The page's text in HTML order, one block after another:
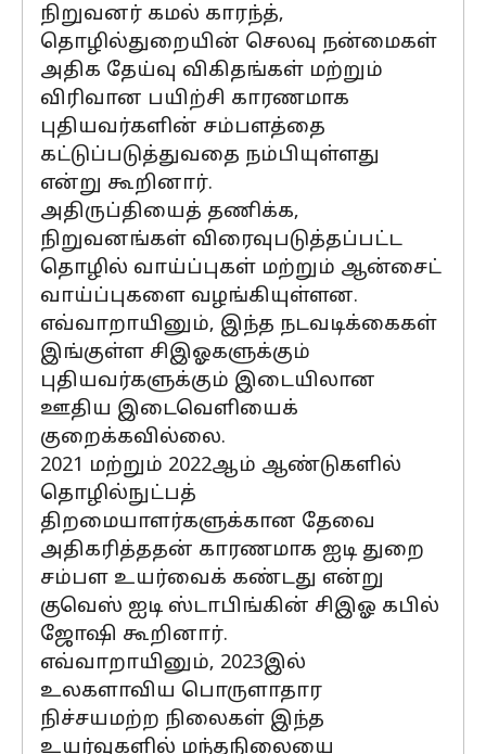
நிறுவனர் கமல் காரந்த்,
தொழில்துறையின் செலவு நன்மைகள்
அதிக தேய்வு விகிதங்கள் மற்றும்
விரிவான பயிற்சி காரணமாக
புதியவர்களின் சம்பளத்தை
கட்டுப்படுத்துவதை நம்பியுள்ளது
என்று கூறினார்.
அதிருப்தியைத் தணிக்க,
நிறுவனங்கள் விரைவுபடுத்தப்பட்ட
தொழில் வாய்ப்புகள் மற்றும் ஆன்சைட்
வாய்ப்புகளை வழங்கியுள்ளன.
எவ்வாறாயினும், இந்த நடவடிக்கைகள்
இங்குள்ள சிஇஓகளுக்கும்
புதியவர்களுக்கும் இடையிலான
ஊதிய இடைவெளியைக்
குறைக்கவில்லை.
2021 மற்றும் 2022ஆம் ஆண்டுகளில்
தொழில்நுட்பத்
திறமையாளர்களுக்கான தேவை
அதிகரித்ததன் காரணமாக ஐடி துறை
சம்பள உயர்வைக் கண்டது என்று
குவெஸ் ஐடி ஸ்டாபிங்கின் சிஇஓ கபில்
ஜோஷி கூறினார்.
எவ்வாறாயினும், 2023இல்
உலகளாவிய பொருளாதார
நிச்சயமற்ற நிலைகள் இந்த
உயர்வுகளில் மந்தநிலையை